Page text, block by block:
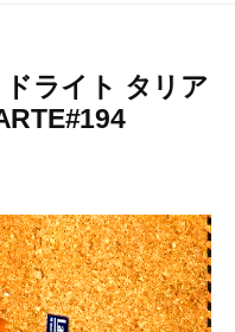
ドライト タリア